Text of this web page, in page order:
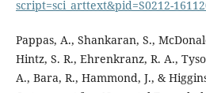
script=sci_arttext&pid=S0212-
Pappas, A., Shankaran, S.,
Hintz, S. R., Ehrenkranz, R. A.,
A., Bara, R., Hammond, J., &